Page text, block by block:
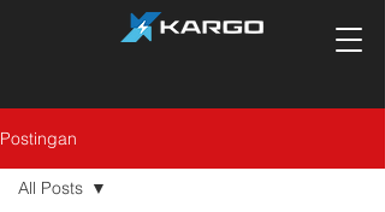
Postingan
All Posts